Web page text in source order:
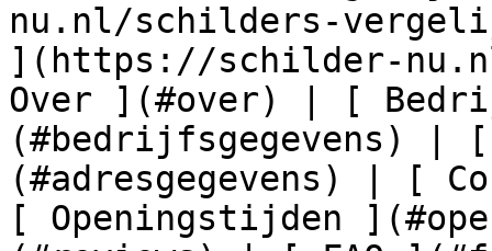
nu.nl/schilders-
](https://schilder-
Over ](#over) | [
(#bedrijfsgegevens) | [
(#adresgegevens) | [
[ Openingstijden